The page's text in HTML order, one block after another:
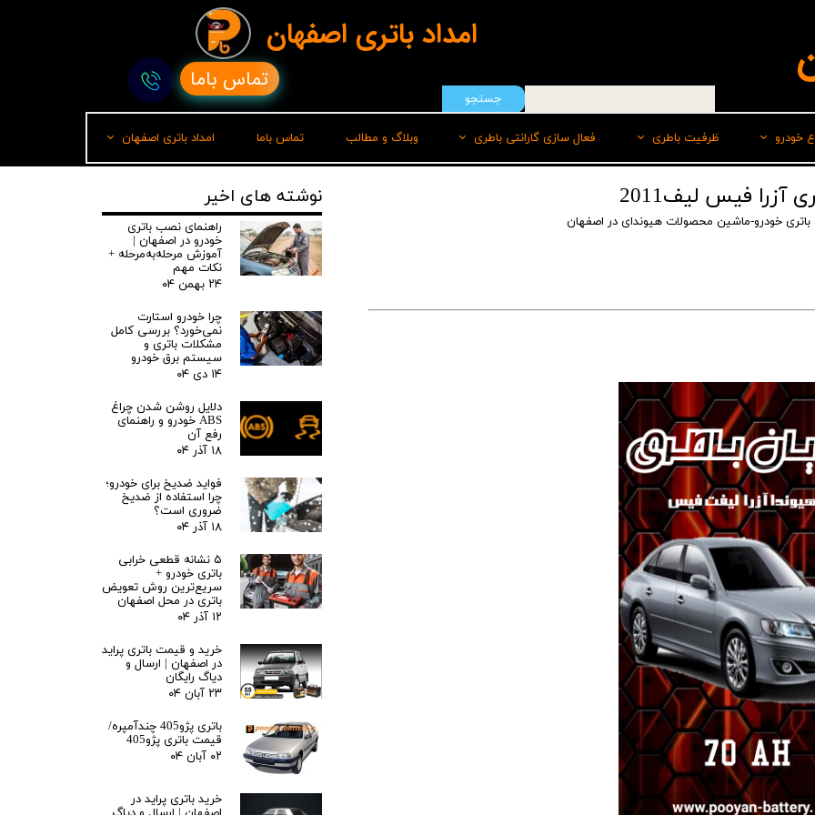
خودرو
هیوندای
ایرانخودرو
کیا
جک KMC/JAC
بهمن موتور
پارس خودرو
لیفان
جیلی
سیترو،ن
دوو
رنو
لکسوس
مزدا
نیسان
ظرفیت باطری
50 امپر
55 امپر
70 امپر بلند L
برلیانس
70 امپر بلندR
74 امپر
فعال سازی گارانتی باطری وبلاگ و مطالب تماس باما امداد باتری اصفهان
تماس باما
جستجو
امداد باتری اصفهان
باتری خودرو-ماشین محصولات هیوندای در اصفهان
نوشته های اخیر
راهنمای نصب باتری
خودرو در اصفهان |
آموزش مرحله‌به‌مرحله +
نکات مهم
۲۴ بهمن ۰۴
چرا خودرو استارت
نمی‌خورد؟ بررسی کامل
مشکلات باتری و
سیستم برق خودرو
۱۴ دی ۰۴
دلایل روشن شدن چراغ
ABS خودرو و راهنمای
رفع آن
۱۸ آذر ۰۴
فواید ضدیخ برای خودرو؛
چرا استفاده از ضدیخ
ضروری است؟
۱۸ آذر ۰۴
۵ نشانه قطعی خرابی
باتری خودرو +
سریع‌ترین روش تعویض
باتری در محل اصفهان
۱۲ آذر ۰۴
خرید و قیمت باتری پراید
در اصفهان | ارسال و
دیاگ رایگان
۲۳ آبان ۰۴
باتری پژو405 چندآمپره/
قیمت باتری پژو405
۰۲ آبان ۰۴
خرید باتری پراید در